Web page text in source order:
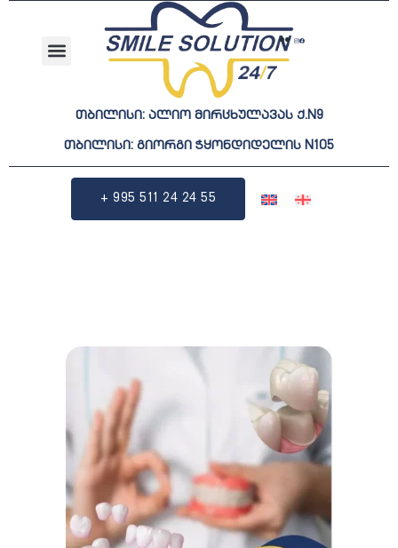
თბილისი: ალიო მირცხულავას ქ.N9
თბილისი: გიორგი ჭყონდიდელის N105
+ 995 511 24 24 55